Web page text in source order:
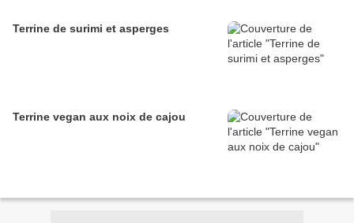
Terrine de surimi et asperges
Terrine vegan aux noix de cajou